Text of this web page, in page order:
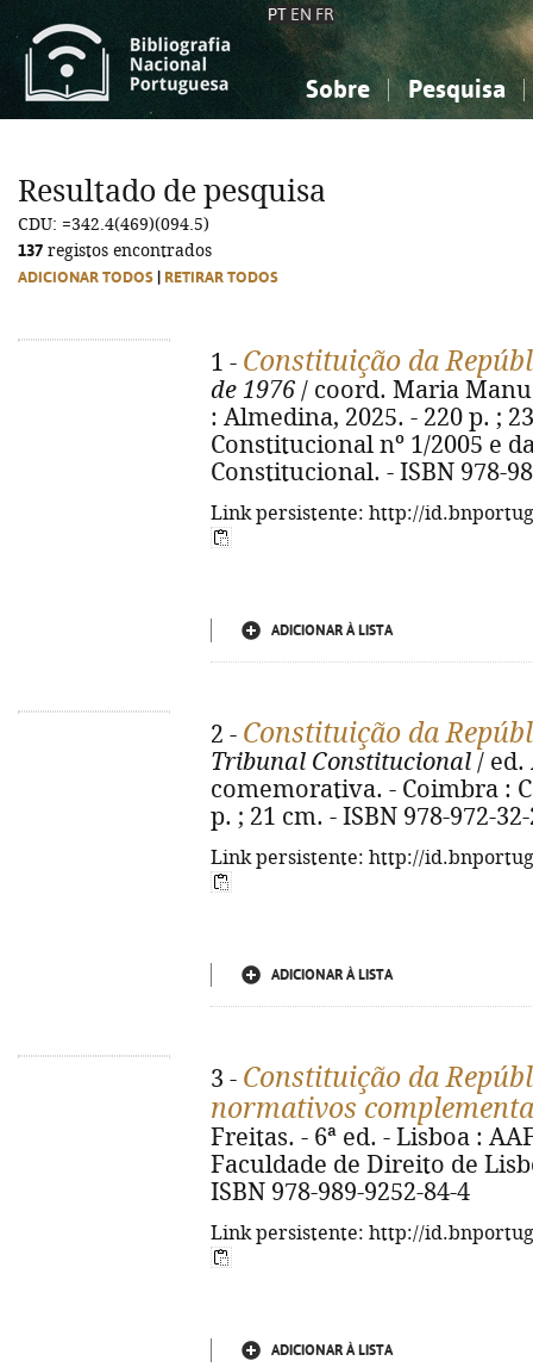
PT EN FR
Sobre Pesquisa
Ciências sociais...
Ciências sociais...
Resultado de pesquisa
CDU: =342.4(469)(094.5)
137 registos encontrados
ADICIONAR TODOS RETIRAR TODOS
1 - Constituição da
de 1976 / coord. Maria
: Almedina, 2025. - 220 p. ;
Constitucional nº 1/2005 e
Constitucional. - ISBN 978-
Link persistente: http://
ADICIONAR À LISTA
2 - Constituição da
Tribunal Constitucional / ed.
comemorativa. - Coimbra :
p. ; 21 cm. - ISBN 978-972-
Link persistente: http://
ADICIONAR À LISTA
3 - Constituição da
normativos
Freitas. - 6ª ed. - Lisboa :
Faculdade de Direito de
ISBN 978-989-9252-84-4
Link persistente: http://
ADICIONAR À LISTA